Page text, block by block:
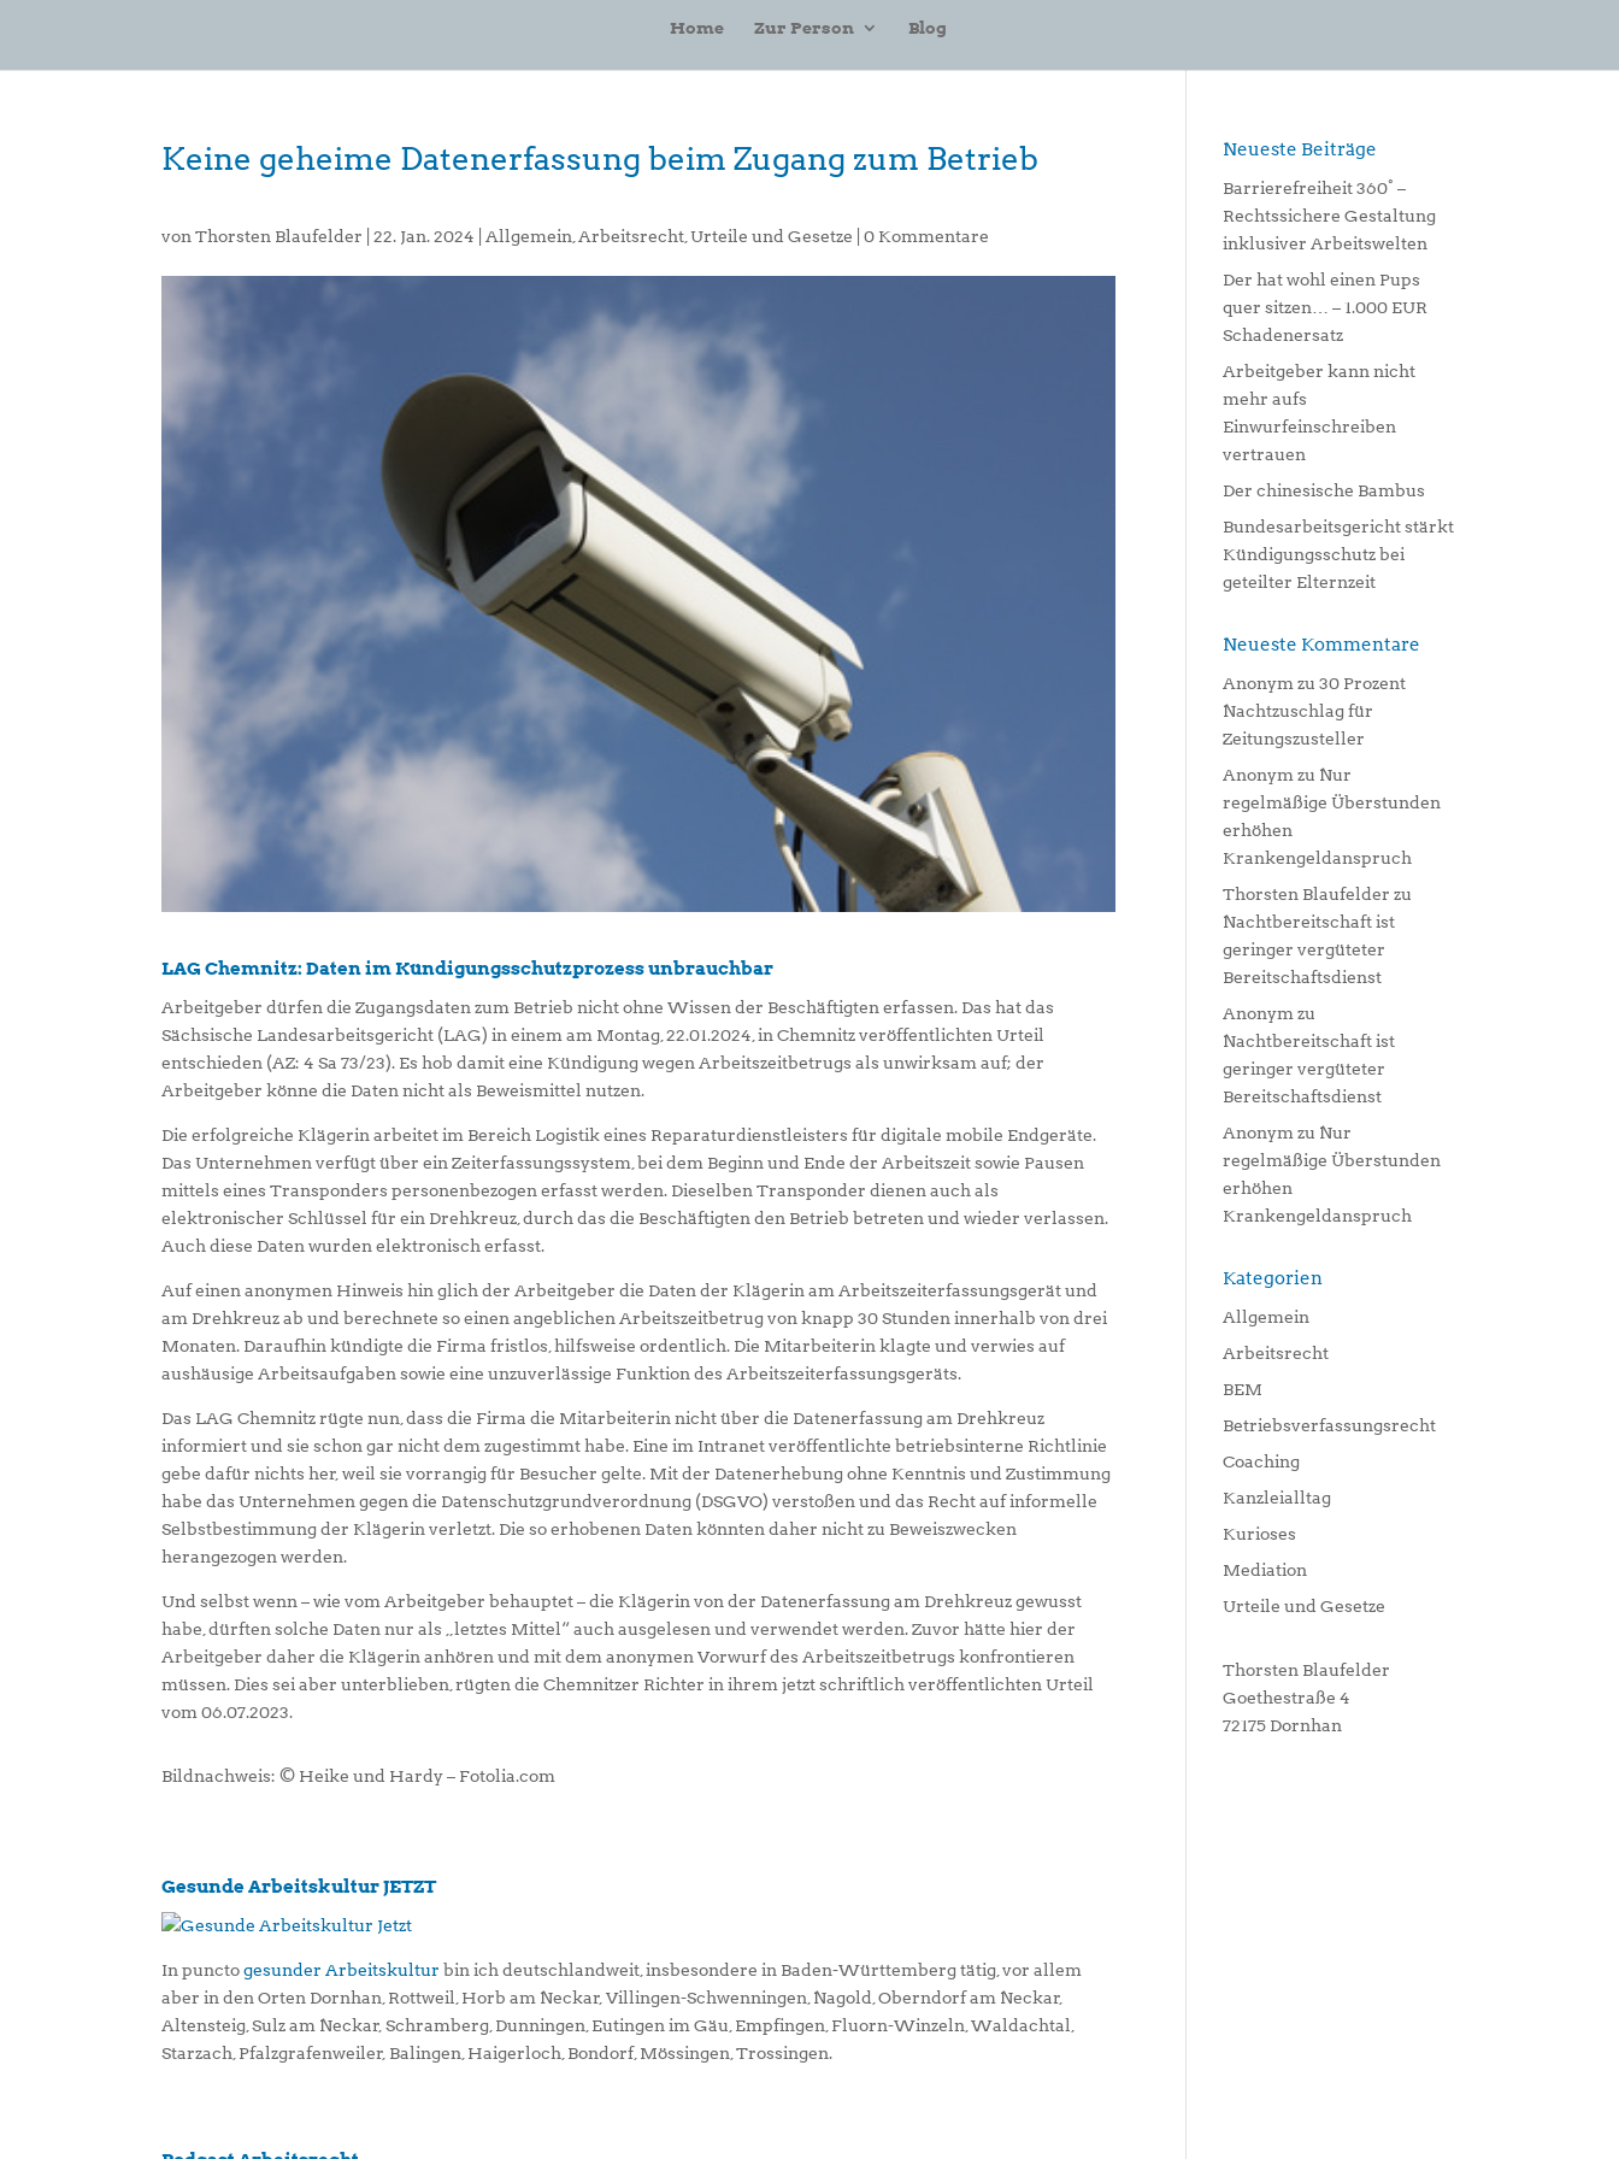
Home Zur Person Blog
Keine geheime Datenerfassung beim Zugang zum Betrieb
vonThorsten Blaufelder |22. Jan. 2024 Allgemein Arbeitsrecht ,Urteile und Gesetze |0 Kommentare
LAG Chemnitz: Daten im Kündigungsschutzprozess unbrauchbar
Arbeitgeber dürfen die Zugangsdaten zum Betrieb nicht ohne Wissen der Beschäftigten erfassen. Das hat das
Sächsische Landesarbeitsgericht (LAG) in einem am Montag, 22.01.2024, in Chemnitz veröffentlichten Urteil
entschieden (AZ: 4 Sa 73/23). Es hob damit eine Kündigung wegen Arbeitszeitbetrugs als unwirksam auf; der
Arbeitgeber könne die Daten nicht als Beweismittel nutzen.
Die erfolgreiche Klägerin arbeitet im Bereich Logistik eines Reparaturdienstleisters für digitale mobile Endgeräte.
Das Unternehmen verfügt über ein Zeiterfassungssystem, bei dem Beginn und Ende der Arbeitszeit sowie Pausen
mittels eines Transponders personenbezogen erfasst werden. Dieselben Transponder dienen auch als
elektronischer Schlüssel für ein Drehkreuz, durch das die Beschäftigten den Betrieb betreten und wieder verlassen.
Auch diese Daten wurden elektronisch erfasst.
Auf einen anonymen Hinweis hin glich der Arbeitgeber die Daten der Klägerin am Arbeitszeiterfassungsgerät und
am Drehkreuz ab und berechnete so einen angeblichen Arbeitszeitbetrug von knapp 30 Stunden innerhalb von drei
Monaten. Daraufhin kündigte die Firma fristlos, hilfsweise ordentlich. Die Mitarbeiterin klagte und verwies auf
aushäusige Arbeitsaufgaben sowie eine unzuverlässige Funktion des Arbeitszeiterfassungsgeräts.
Das LAG Chemnitz rügte nun, dass die Firma die Mitarbeiterin nicht über die Datenerfassung am Drehkreuz
informiert und sie schon gar nicht dem zugestimmt habe. Eine im Intranet veröffentlichte betriebsinterne Richtlinie
gebe dafür nichts her, weil sie vorrangig für Besucher gelte. Mit der Datenerhebung ohne Kenntnis und Zustimmung
habe das Unternehmen gegen die Datenschutzgrundverordnung (DSGVO) verstoßen und das Recht auf informelle
Selbstbestimmung der Klägerin verletzt. Die so erhobenen Daten könnten daher nicht zu Beweiszwecken
herangezogen werden.
Und selbst wenn – wie vom Arbeitgeber behauptet – die Klägerin von der Datenerfassung am Drehkreuz gewusst
habe, dürften solche Daten nur als „letztes Mittel“ auch ausgelesen und verwendet werden. Zuvor hätte hier der
Arbeitgeber daher die Klägerin anhören und mit dem anonymen Vorwurf des Arbeitszeitbetrugs konfrontieren
müssen. Dies sei aber unterblieben, rügten die Chemnitzer Richter in ihrem jetzt schriftlich veröffentlichten Urteil
vom 06.07.2023.
Bildnachweis: © Heike und Hardy – Fotolia.com
Gesunde Arbeitskultur JETZT
In punctogesunder Arbeitskultur bin ich deutschlandweit, insbesondere in Baden-Württemberg tätig, vor allem
aber in den Orten Dornhan, Rottweil, Horb am Neckar, Villingen-Schwenningen, Nagold, Oberndorf am Neckar,
Altensteig, Sulz am Neckar, Schramberg, Dunningen, Eutingen im Gäu, Empfingen, Fluorn-Winzeln, Waldachtal,
Starzach, Pfalzgrafenweiler, Balingen, Haigerloch, Bondorf, Mössingen, Trossingen.
Neueste Beiträge
Barrierefreiheit 360° –
Rechtssichere Gestaltung
inklusiver Arbeitswelten
Der hat wohl einen Pups
quer sitzen… – 1.000 EUR
Schadenersatz
Arbeitgeber kann nicht
mehr aufs
Einwurfeinschreiben
vertrauen
Der chinesische Bambus
Bundesarbeitsgericht stärkt
Kündigungsschutz bei
geteilter Elternzeit
Neueste Kommentare
Anonym zu30 Prozent
Nachtzuschlag für
Zeitungszusteller
Anonym zu Nur
regelmäßige Überstunden
erhöhen
Krankengeldanspruch
Thorsten Blaufelder zu
Nachtbereitschaft ist
geringer vergüteter
Bereitschaftsdienst
Anonym zu
Nachtbereitschaft ist
geringer vergüteter
Bereitschaftsdienst
Anonym zu Nur
regelmäßige Überstunden
erhöhen
Krankengeldanspruch
Kategorien
Allgemein
Arbeitsrecht
BEM
Betriebsverfassungsrecht
Coaching
Kanzleialltag
Kurioses
Mediation
Urteile und Gesetze
Thorsten Blaufelder
Goethestraße 4
72175 Dornhan